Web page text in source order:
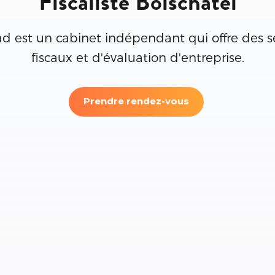
Fiscaliste Boischatel
est un cabinet indépendant qui offre des
fiscaux et d'évaluation d'entreprise.
Prendre rendez-vous